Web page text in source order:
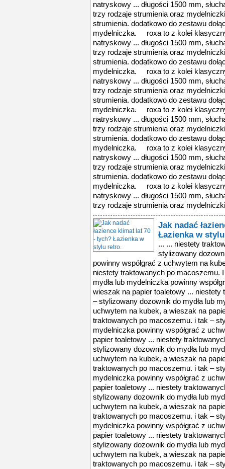
natryskowy ... długości 1500 mm,
trzy rodzaje strumienia oraz
strumienia. dodatkowo do zestawu
mydelniczka. roxa to z kolei
natryskowy ... długości 1500 mm,
trzy rodzaje strumienia oraz
strumienia. dodatkowo do zestawu
mydelniczka. roxa to z kolei
natryskowy ... długości 1500 mm,
trzy rodzaje strumienia oraz
strumienia. dodatkowo do zestawu
mydelniczka. roxa to z kolei
natryskowy ... długości 1500 mm,
trzy rodzaje strumienia oraz
strumienia. dodatkowo do zestawu
mydelniczka. roxa to z kolei
natryskowy ... długości 1500 mm,
trzy rodzaje strumienia oraz
strumienia. dodatkowo do zestawu
mydelniczka. roxa to z kolei
natryskowy ... długości 1500 mm,
trzy rodzaje strumienia oraz
Jak nadać
Łazienka w
... ... niestety
stylizowany
powinny współgrać z uchwytem na
niestety traktowanych po macoszemu.
mydła lub mydelniczka powinny
wieszak na papier toaletowy ...
– stylizowany dozownik do mydła lub
uchwytem na kubek, a wieszak na
traktowanych po macoszemu. i tak –
mydelniczka powinny współgrać z
papier toaletowy ... niestety
stylizowany dozownik do mydła lub
uchwytem na kubek, a wieszak na
traktowanych po macoszemu. i tak –
mydelniczka powinny współgrać z
papier toaletowy ... niestety
stylizowany dozownik do mydła lub
uchwytem na kubek, a wieszak na
traktowanych po macoszemu. i tak –
mydelniczka powinny współgrać z
papier toaletowy ... niestety
stylizowany dozownik do mydła lub
uchwytem na kubek, a wieszak na
traktowanych po macoszemu. i tak –